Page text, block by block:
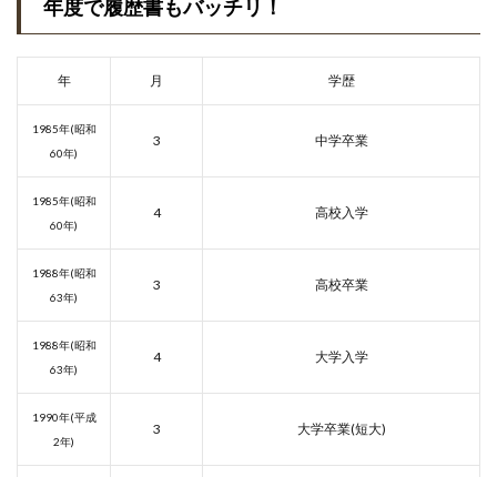
年度で履歴書もバッチリ！
年 月 学歴
1985年(昭和
60年)
3 中学卒業
1985年(昭和
60年)
4 高校入学
1988年(昭和
63年)
3 高校卒業
1988年(昭和
63年)
4 大学入学
1990年(平成
2年)
3 大学卒業(短大)